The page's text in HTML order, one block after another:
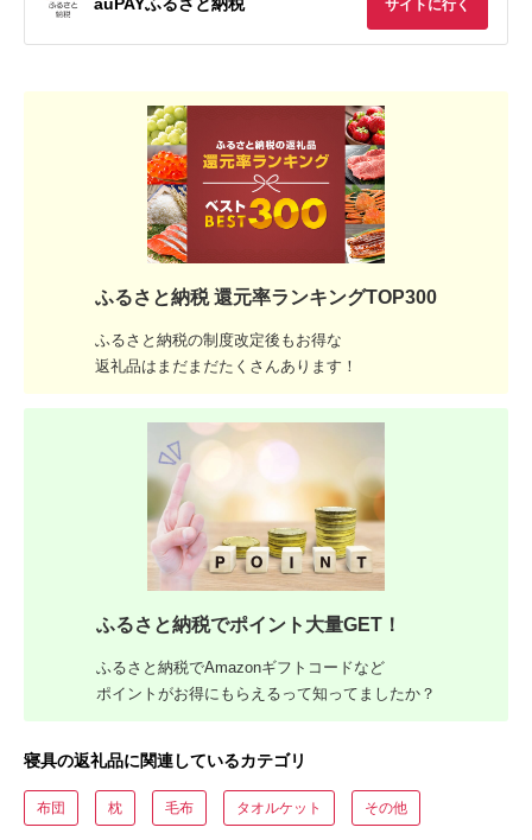
auPAYふるさと納税 サイトに行く
ふるさと納税 還元率ランキングTOP300
ふるさと納税の制度改定後もお得な
返礼品はまだまだたくさんあります！
ふるさと納税でポイント大量GET！
ふるさと納税でAmazonギフトコードなど
ポイントがお得にもらえるって知ってましたか？
寝具の返礼品に関連しているカテゴリ
布団 枕 毛布 タオルケット その他